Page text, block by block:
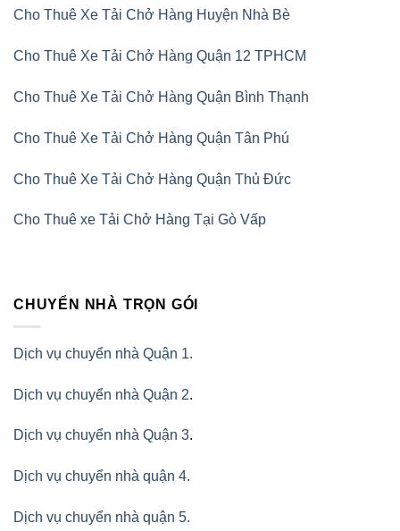
Cho Thuê Xe Tải Chở Hàng Huyện Nhà Bè
Cho Thuê Xe Tải Chở Hàng Quận 12 TPHCM
Cho Thuê Xe Tải Chở Hàng Quận Bình Thạnh
Cho Thuê Xe Tải Chở Hàng Quận Tân Phú
Cho Thuê Xe Tải Chở Hàng Quận Thủ Đức
Cho Thuê xe Tải Chở Hàng Tại Gò Vấp
CHUYỂN NHÀ TRỌN GÓI
Dịch vụ chuyển nhà Quận 1.
Dịch vụ chuyển nhà Quận 2.
Dịch vụ chuyển nhà Quận 3.
Dịch vụ chuyển nhà quận 4.
Dịch vụ chuyển nhà quận 5.